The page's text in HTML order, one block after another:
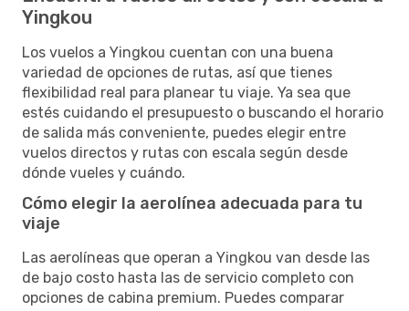
Yingkou
Los vuelos a Yingkou cuentan con una buena
variedad de opciones de rutas, así que tienes
flexibilidad real para planear tu viaje. Ya sea que
estés cuidando el presupuesto o buscando el horario
de salida más conveniente, puedes elegir entre
vuelos directos y rutas con escala según desde
dónde vueles y cuándo.
Cómo elegir la aerolínea adecuada para tu
viaje
Las aerolíneas que operan a Yingkou van desde las
de bajo costo hasta las de servicio completo con
opciones de cabina premium. Puedes comparar